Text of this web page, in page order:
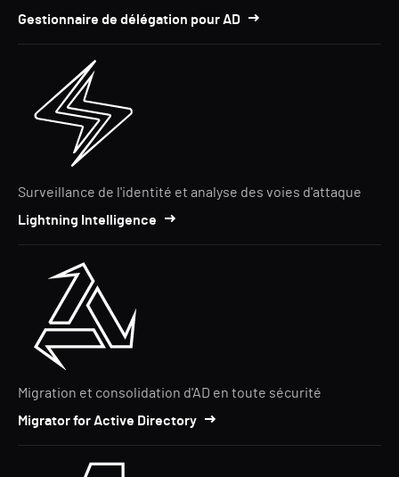
Gestionnaire de délégation pour AD
Surveillance de l'identité et analyse des voies d'attaque
Lightning Intelligence
Migration et consolidation d'AD en toute sécurité
Migrator for Active Directory